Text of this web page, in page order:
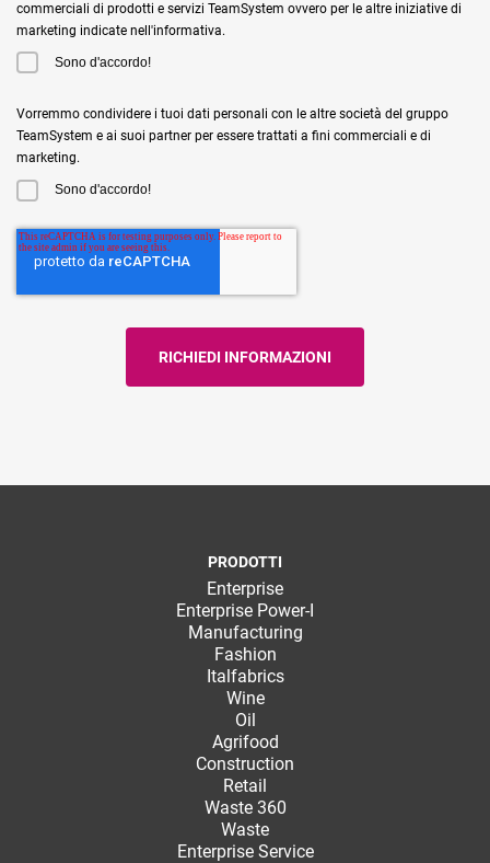
commerciali di prodotti e servizi TeamSystem ovvero per le altre iniziative di
marketing indicate nell'informativa.
Sono d'accordo!
Vorremmo condividere i tuoi dati personali con le altre società del gruppo
TeamSystem e ai suoi partner per essere trattati a fini commerciali e di
marketing.
Sono d'accordo!
PRODOTTI
Enterprise
Enterprise Power-I
Manufacturing
Fashion
Italfabrics
Wine
Oil
Agrifood
Construction
Retail
Waste 360
Waste
Enterprise Service